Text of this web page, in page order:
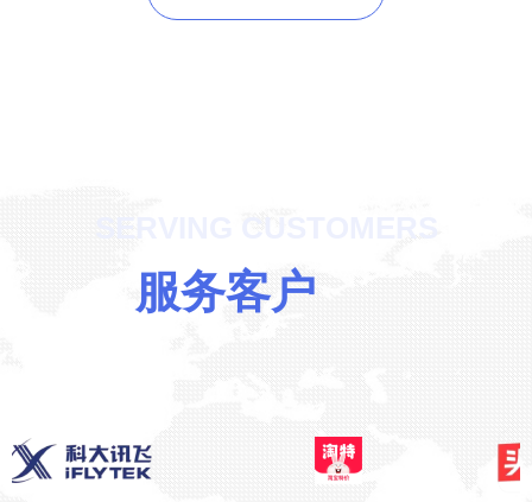
服务客户